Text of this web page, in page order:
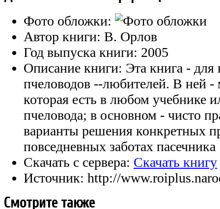
Фото обложки:
Автор книги: В. Орлов
Год выпуска книги: 2005
Описание книги: Эта книга -
пчеловодов --любителей. В ней
которая есть в любом учебнике
пчеловода; в основном - чисто
варианты решения конкретных
повседневных заботах пасечника
Скачать с сервера: Скачать книгу
Источник: http://
Смотрите также